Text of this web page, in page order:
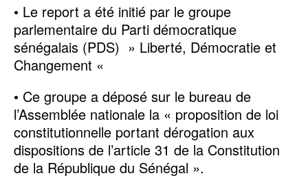
• Le report a été initié par le groupe
parlementaire du Parti démocratique
sénégalais (PDS) » Liberté, Démocratie et
Changement «
• Ce groupe a déposé sur le bureau de
l’Assemblée nationale la « proposition de loi
constitutionnelle portant dérogation aux
dispositions de l’article 31 de la Constitution
de la République du Sénégal ».